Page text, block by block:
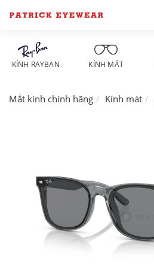
KÍNH RAYBAN KÍNH MÁT
Mắt kính chính hãng Kính mát